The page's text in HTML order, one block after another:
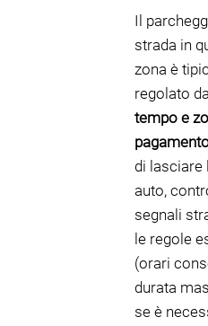
Il
strada in
zona è
regolato da
tempo e
di lasciare
auto,
segnali
le regole
(orari
durata
se è